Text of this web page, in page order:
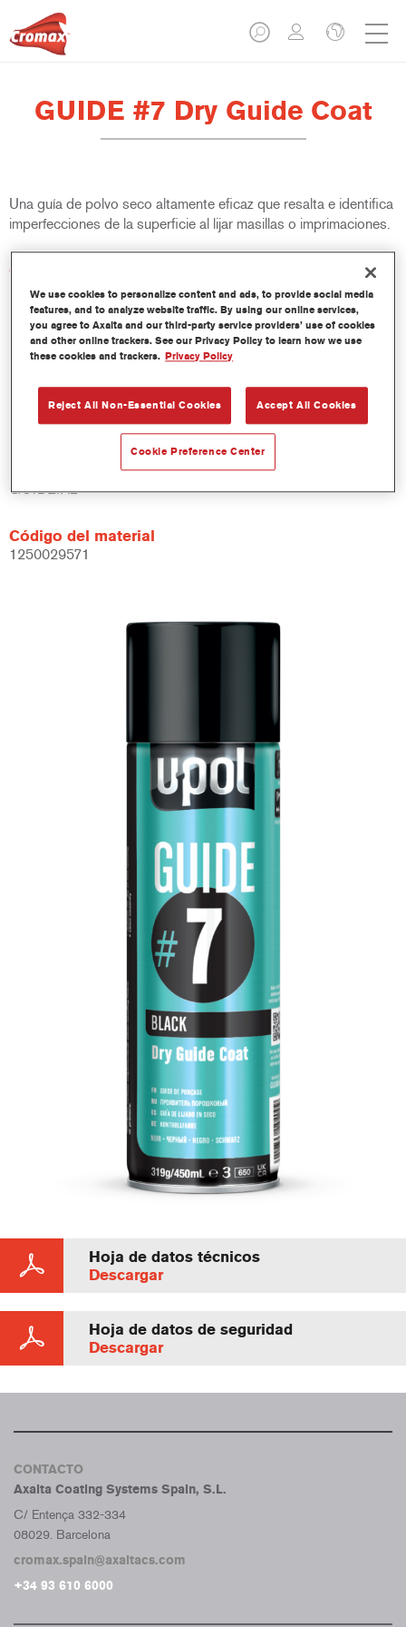
GUIDE #7 Dry Guide Coat
Una guía de polvo seco altamente eficaz que resalta e identifica
imperfecciones de la superficie al lijar masillas o imprimaciones.
Características del producto
No obstruye ni bloquea los abrasivos
Adecuada para lijado en seco o en húmedo
Se seca al instante
Dries instantly
Product Variant
Not available
Referencia del artículo
GUIDE/AL
Código del material
1250029571
Hoja de datos técnicos
Descargar
Hoja de datos de seguridad
Descargar
CONTACTO
Axalta Coating Systems Spain, S.L.
C/ Entença 332-334
08029. Barcelona
cromax.spain@axaltacs.com
+34 93 610 6000
We use cookies to personalize content and ads, to provide social media
features, and to analyze website traffic. By using our online services,
you agree to Axalta and our third-party service providers’ use of cookies
and other online trackers. See our Privacy Policy to learn how we use
these cookies and trackers. Privacy Policy
Reject All Non-Essential Cookies Accept All Cookies
Cookie Preference Center